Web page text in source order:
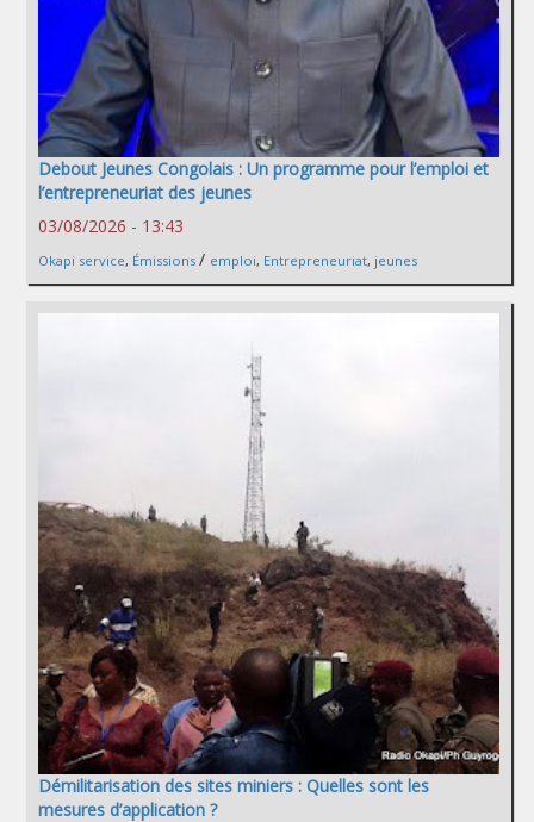
Debout Jeunes Congolais : Un programme pour l’emploi et
l’entrepreneuriat des jeunes
03/08/2026 - 13:43
Okapi service, Émissions / emploi, Entrepreneuriat, jeunes
Démilitarisation des sites miniers : Quelles sont les
mesures d’application ?